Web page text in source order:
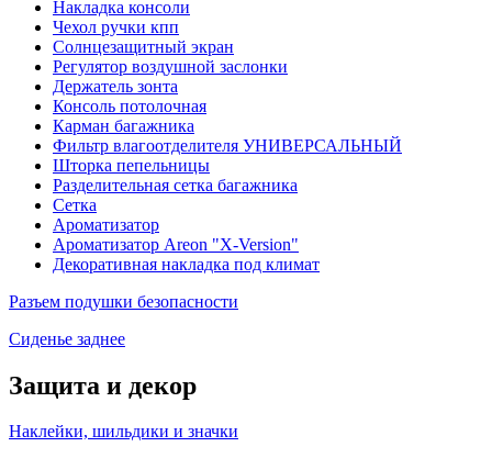
Накладка консоли
Чехол ручки кпп
Солнцезащитный экран
Регулятор воздушной заслонки
Держатель зонта
Консоль потолочная
Карман багажника
Фильтр влагоотделителя УНИВЕРСАЛЬНЫЙ
Шторка пепельницы
Разделительная сетка багажника
Сетка
Ароматизатор
Ароматизатор Areon "X-Version"
Декоративная накладка под климат
Разъем подушки безопасности
Сиденье заднее
Защита и декор
Наклейки, шильдики и значки